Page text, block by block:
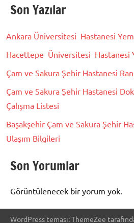
Son Yazılar
Ankara Üniversitesi Hastanesi
Hacettepe Üniversitesi Hastanesi
Çam ve Sakura Şehir Hastanesi
Çam ve Sakura Şehir Hastanesi
Çalışma Listesi
Başakşehir Çam ve Sakura Şehir
Ulaşım Bilgileri
Son Yorumlar
Görüntülenecek bir yorum yok.
WordPress teması: ThemeZee